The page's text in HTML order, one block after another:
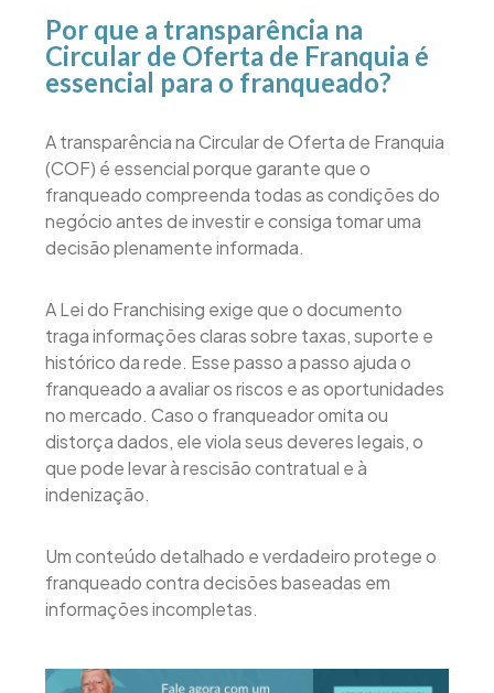
Por que a transparência na
Circular de Oferta de Franquia é
essencial para o franqueado?
A transparência na Circular de Oferta de Franquia
(COF) é essencial porque garante que o
franqueado compreenda todas as condições do
negócio antes de investir e consiga tomar uma
decisão plenamente informada.
A Lei do Franchising exige que o documento
traga informações claras sobre taxas, suporte e
histórico da rede. Esse passo a passo ajuda o
franqueado a avaliar os riscos e as oportunidades
no mercado. Caso o franqueador omita ou
distorça dados, ele viola seus deveres legais, o
que pode levar à rescisão contratual e à
indenização.
Um conteúdo detalhado e verdadeiro protege o
franqueado contra decisões baseadas em
informações incompletas.